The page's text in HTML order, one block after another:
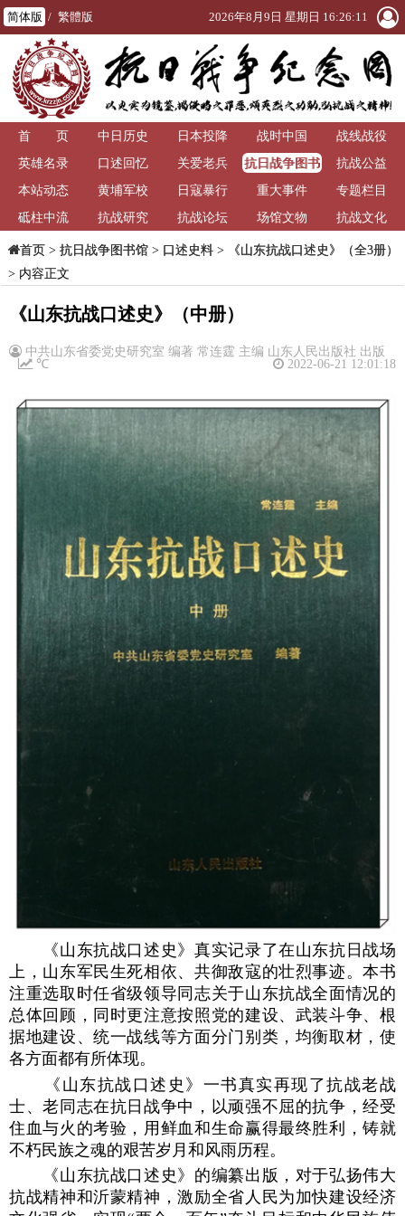
简体版 / 繁體版 2026年8月9日 星期日 16:26:11
首 页 中日历史 日本投降 战时中国
战线战役
英雄名录
口述回忆 关爱老兵
抗日战争图书
馆
抗战公益
本站动态
黄埔军校 日寇暴行 重大事件
专题栏目
砥柱中流
抗战研究 抗战论坛 场馆文物 抗战文化
首页> 抗日战争图书馆> 口述史料>
《山东抗战口述史》（全3册）
> 内容正文
《山东抗战口述史》（中册）
中共山东省委党史研究室 编著 常连霆 主编 山东人民出版社 出版
2022-06-21 12:01:18
℃
《山东抗战口述史》真实记录了在山东抗日战场
上，山东军民生死相依、共御敌寇的壮烈事迹。本书
注重选取时任省级领导同志关于山东抗战全面情况的
总体回顾，同时更注意按照党的建设、武装斗争、根
据地建设、统一战线等方面分门别类，均衡取材，使
各方面都有所体现。
《山东抗战口述史》一书真实再现了抗战老战
士、老同志在抗日战争中，以顽强不屈的抗争，经受
住血与火的考验，用鲜血和生命赢得最终胜利，铸就
不朽民族之魂的艰苦岁月和风雨历程。
《山东抗战口述史》的编纂出版，对于弘扬伟大
抗战精神和沂蒙精神，激励全省人民为加快建设经济